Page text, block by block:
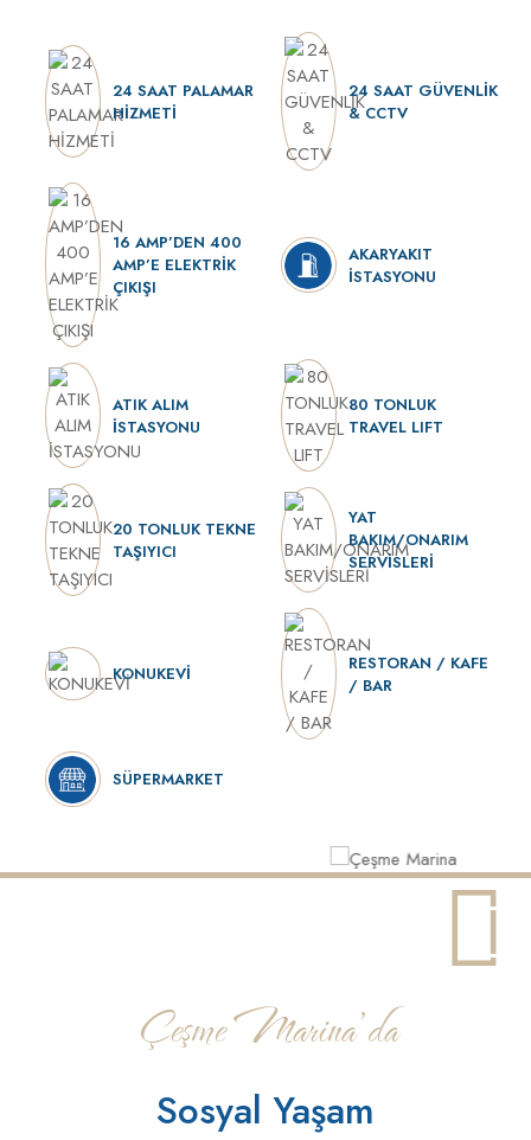
24 SAAT PALAMAR
HİZMETİ
24 SAAT GÜVENLİK
& CCTV
16 AMP’DEN 400
AMP’E ELEKTRİK
ÇIKIŞI
AKARYAKIT
İSTASYONU
ATIK ALIM
İSTASYONU
80 TONLUK
TRAVEL LIFT
20 TONLUK TEKNE
TAŞIYICI
YAT
BAKIM/ONARIM
SERVİSLERİ
KONUKEVİ
RESTORAN / KAFE
/ BAR
SÜPERMARKET
Çeşme Marina’da
Sosyal Yaşam